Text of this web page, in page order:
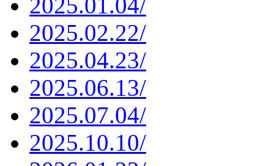
2025.02.22/
2025.04.23/
2025.06.13/
2025.07.04/
2025.10.10/